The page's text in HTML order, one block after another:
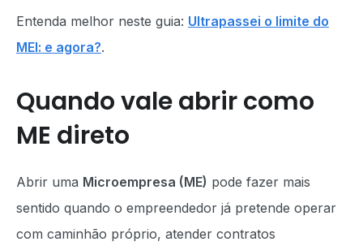
Entenda melhor neste guia: Ultrapassei o limite do
MEI: e agora?.
Quando vale abrir como
ME direto
Abrir uma Microempresa (ME) pode fazer mais
sentido quando o empreendedor já pretende operar
com caminhão próprio, atender contratos